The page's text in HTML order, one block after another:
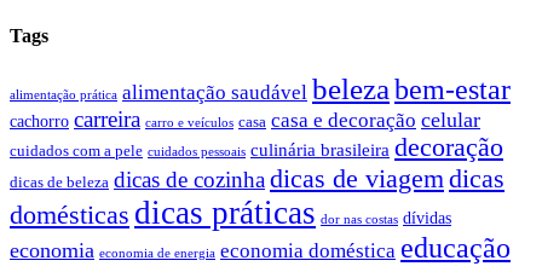
Tags
alimentação prática alimentação saudável belezabem-estar
cachorro carreira carro e veículos casa casa e decoração celular
cuidados com a pele cuidados pessoais culinária brasileira decoração
dicas de beleza dicas de cozinhadicas de viagemdicas
domésticas dicas práticas dor nas costas dívidas
economia economia de energia economia doméstica educação